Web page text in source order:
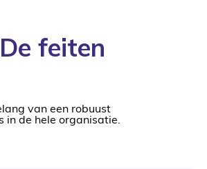
De feiten
van een robuust
in de hele organisatie.